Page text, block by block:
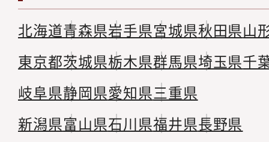
北海道青森県岩手県宮城県秋田県山
東京都茨城県栃木県群馬県埼玉県千
岐阜県静岡県愛知県三重県
新潟県富山県石川県福井県長野県